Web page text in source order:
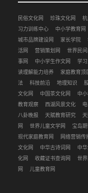
民俗文化网 珍珠文化网
习力训练中心
中小学教育网
城市品牌建设网
家长学院
活网
营销策划网 世界民间
事网
中小学生作文网 学
读理解能力培养
家庭教育顶
法
科技前沿 地理知识
文化网
中国茶文化网 中
教育观察
西湖风景文化
八卦晚报
天赋教育研究
网
世界儿童文学网 宝岛期
现代家庭教育网
网络营销传
文化网
中华古诗词网 中
化网
收藏证书查询网 世
网
儿童教育网